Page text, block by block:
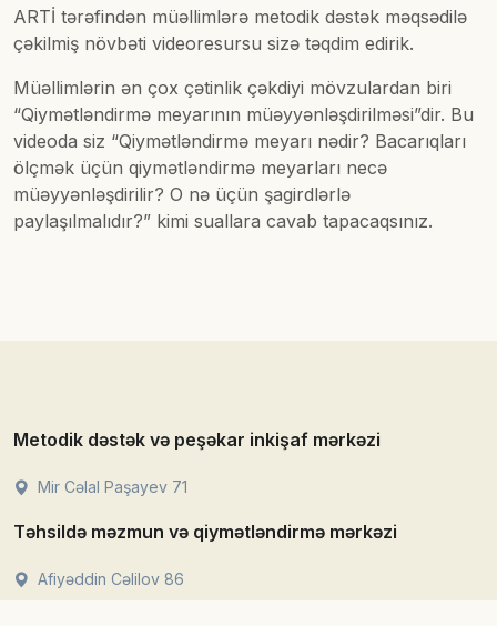
ARTİ tərəfindən müəllimlərə metodik dəstək məqsədilə
çəkilmiş növbəti videoresursu sizə təqdim edirik.
Müəllimlərin ən çox çətinlik çəkdiyi mövzulardan biri
“Qiymətləndirmə meyarının müəyyənləşdirilməsi”dir. Bu
videoda siz “Qiymətləndirmə meyarı nədir? Bacarıqları
ölçmək üçün qiymətləndirmə meyarları necə
müəyyənləşdirilir? O nə üçün şagirdlərlə
paylaşılmalıdır?” kimi suallara cavab tapacaqsınız.
Metodik dəstək və peşəkar inkişaf mərkəzi
Mir Cəlal Paşayev 71
Təhsildə məzmun və qiymətləndirmə mərkəzi
Afiyəddin Cəlilov 86